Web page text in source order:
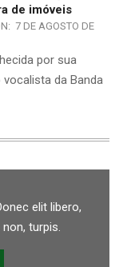
de imóveis
7 DE AGOSTO DE
por sua
da Banda
elit libero,
turpis.